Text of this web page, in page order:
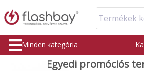
Termékek
Minden kategória
Egyedi promóciós